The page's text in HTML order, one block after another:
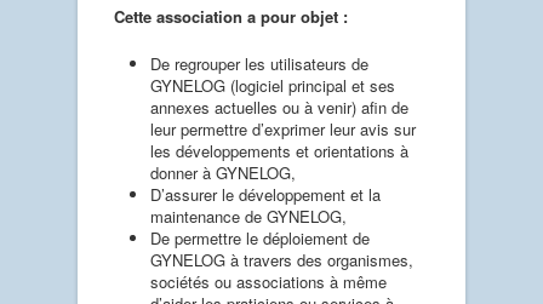
Cette association a pour objet :
De regrouper les utilisateurs de
GYNELOG (logiciel principal et ses
annexes actuelles ou à venir) afin de
leur permettre d’exprimer leur avis sur
les développements et orientations à
donner à GYNELOG,
D’assurer le développement et la
maintenance de GYNELOG,
De permettre le déploiement de
GYNELOG à travers des organismes,
sociétés ou associations à même